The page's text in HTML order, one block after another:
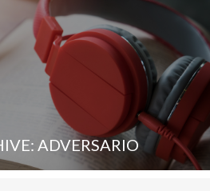
ADVERSARIO